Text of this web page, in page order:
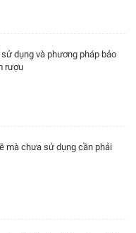
dụng và phương pháp bảo
rượu
mà chưa sử dụng cần phải